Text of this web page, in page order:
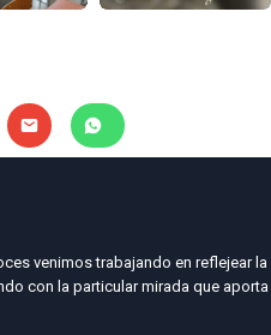
venimos trabajando en reflejear la
con la particular mirada que aporta